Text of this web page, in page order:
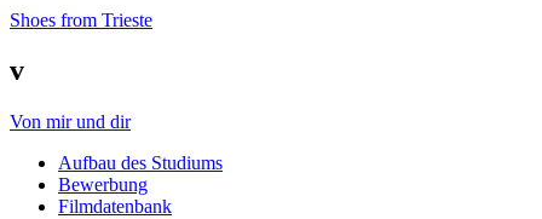
Shoes from Trieste
v
Von mir und dir
Auf­bau des Stu­di­ums
Bewer­bung
Film­da­ten­bank